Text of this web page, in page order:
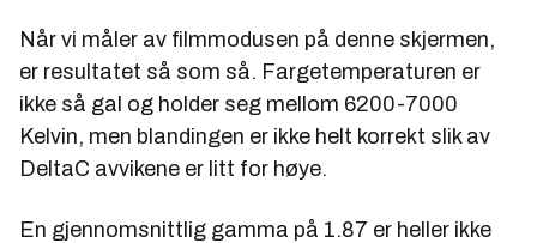
Når vi måler av filmmodusen på denne skjermen,
er resultatet så som så. Fargetemperaturen er
ikke så gal og holder seg mellom 6200-7000
Kelvin, men blandingen er ikke helt korrekt slik av
DeltaC avvikene er litt for høye.
En gjennomsnittlig gamma på 1.87 er heller ikke